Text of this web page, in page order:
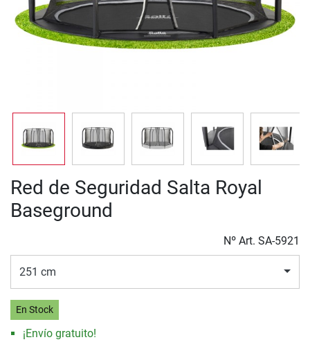
Red de Seguridad Salta Royal
Baseground
Nº Art. SA-5921
251 cm
En Stock
¡Envío gratuito!